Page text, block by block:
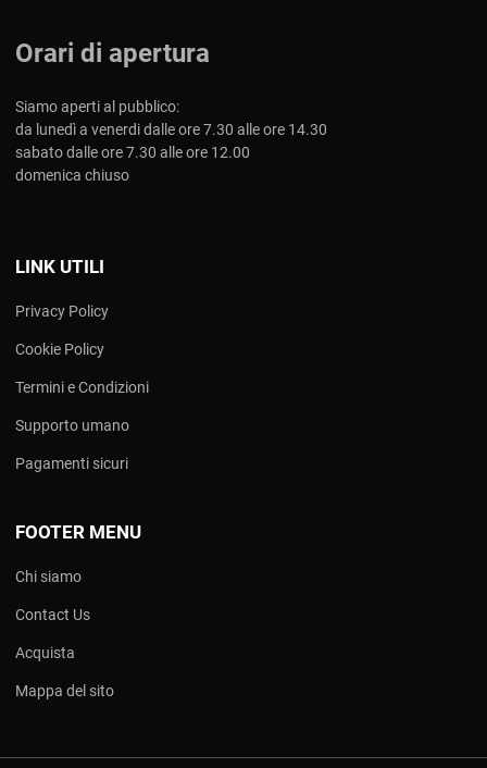
Orari di apertura
Siamo aperti al pubblico:
da lunedì a venerdi dalle ore 7.30 alle ore 14.30
sabato dalle ore 7.30 alle ore 12.00
domenica chiuso
LINK UTILI
Privacy Policy
Cookie Policy
Termini e Condizioni
Supporto umano
Pagamenti sicuri
FOOTER MENU
Chi siamo
Contact Us
Acquista
Mappa del sito